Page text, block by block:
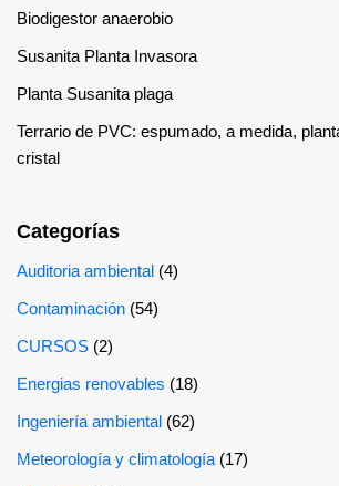
Biodigestor anaerobio
Susanita Planta Invasora
Planta Susanita plaga
Terrario de PVC: espumado, a medida,
cristal
Categorías
Auditoria ambiental (4)
Contaminación (54)
CURSOS (2)
Energias renovables (18)
Ingeniería ambiental (62)
Meteorología y climatología (17)